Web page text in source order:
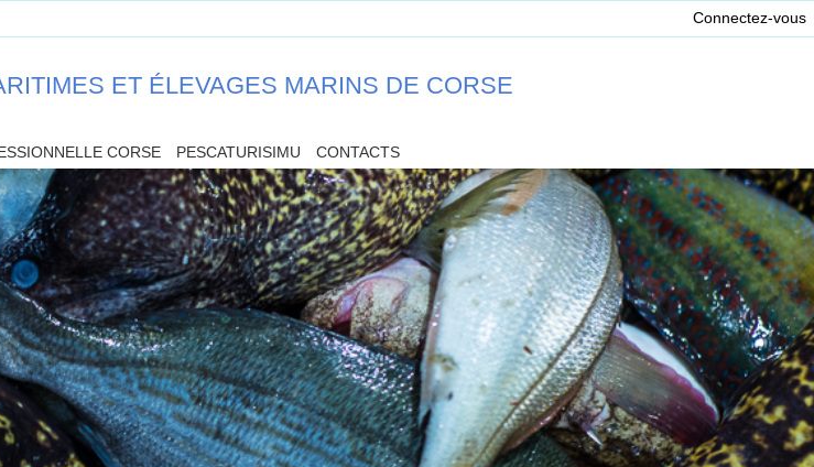
Connectez-vous
ET ÉLEVAGES MARINS DE CORSE
CORSE PESCATURISIMU CONTACTS